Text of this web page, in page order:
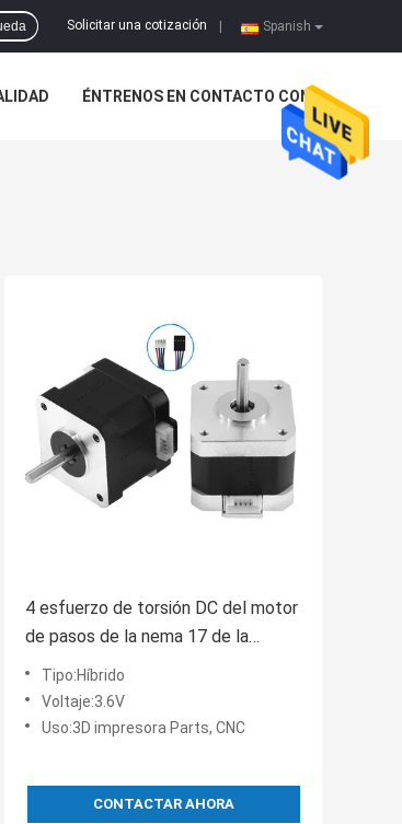
Spanish
Solicitar una cotización
ÉNTRENOS EN CONTACTO CON
4 esfuerzo de torsión DC del motor
de pasos de la nema 17 de la
ventaja 3,6 V 1.5A para CNC XYZ
Tipo:Híbrido
Voltaje:3.6V
Uso:3D impresora Parts, CNC
CONTACTAR AHORA